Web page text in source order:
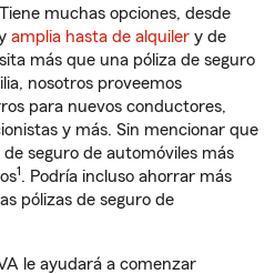
muchas opciones, desde
amplia hasta de alquiler y de
más que una póliza de seguro
nosotros proveemos
para nuevos conductores,
y más. Sin mencionar que
seguro de automóviles más
1. Podría incluso ahorrar más
pólizas de seguro de
le ayudará a comenzar